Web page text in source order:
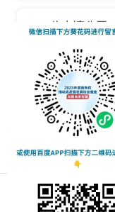
依申请公开
国务院文件
市政府文件